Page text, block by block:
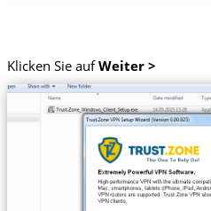
Klicken Sie aufWeiter >